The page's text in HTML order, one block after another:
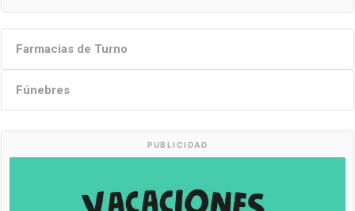
Farmacias de Turno
Fúnebres
PUBLICIDAD